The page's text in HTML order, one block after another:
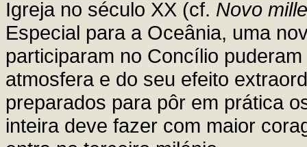
Igreja no século XX (cf. Novo
Especial para a Oceânia, uma
participaram no Concílio
atmosfera e do seu efeito
preparados para pôr em prática
inteira deve fazer com maior